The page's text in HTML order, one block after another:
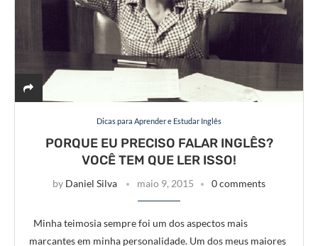
Dicas para Aprender e Estudar Inglês
PORQUE EU PRECISO FALAR INGLÊS?
VOCÊ TEM QUE LER ISSO!
by Daniel Silva maio 9, 2015 0 comments
Minha teimosia sempre foi um dos aspectos mais
marcantes em minha personalidade. Um dos meus maiores